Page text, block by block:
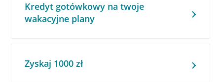
Kredyt gotówkowy na twoje
wakacyjne plany
Zyskaj 1000 zł